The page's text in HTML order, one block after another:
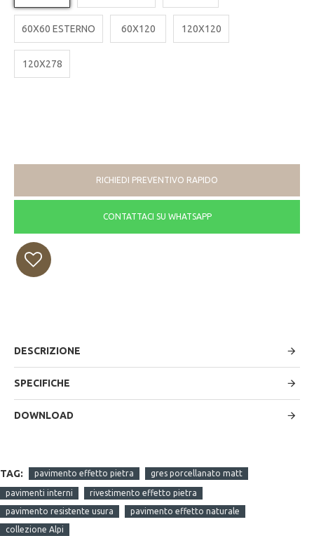
60X60 ESTERNO 60X120 120X120
120X278
RICHIEDI PREVENTIVO RAPIDO
CONTATTACI SU WHATSAPP
DESCRIZIONE
SPECIFICHE
DOWNLOAD
TAG: pavimento effetto pietra gres porcellanato matt
pavimenti interni
rivestimento effetto pietra
pavimento resistente usura
pavimento effetto naturale
collezione Alpi